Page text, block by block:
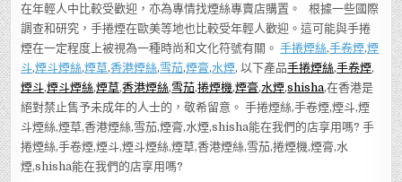
在年輕人中比較受歡迎，亦為專情找煙絲專賣店購置。 根據一些國際
調查和研究，手捲煙在歐美等地也比較受年輕人歡迎。這可能與手捲
煙在一定程度上被視為一種時尚和文化符號有關。手捲煙絲,手卷煙,煙
斗,煙斗煙絲,煙草,香港煙絲,雪茄,煙膏,水煙, 以下產品手捲煙絲,手卷煙,
煙斗,煙斗煙絲,煙草,香港煙絲,雪茄,捲煙機,煙膏,水煙,shisha,在香港是
絕對禁止售予未成年的人士的，敬希留意。 手捲煙絲,手卷煙,煙斗,煙
斗煙絲,煙草,香港煙絲,雪茄,煙膏,水煙,shisha能在我們的店享用嗎? 手
捲煙絲,手卷煙,煙斗,煙斗煙絲,煙草,香港煙絲,雪茄,捲煙機,煙膏,水
煙,shisha能在我們的店享用嗎?